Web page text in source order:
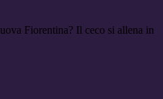
Fiorentina? Il ceco si allena in